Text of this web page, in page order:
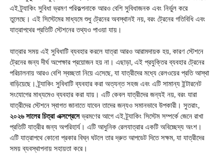
এই ট্র্যাকিং সুবিধা ভ্রমণ পরিকল্পনাকে আরও বেশি সুবিধাজনক এবং নির্ভুল করে
তুলেছে। এই সিস্টেমের মাধ্যমে শুধু ট্রেনের অবস্থানই নয়, বরং ট্রেনের গতিবিধি এবং
যাত্রাপথের প্রতিটি স্টেশনের তথ্যও পাওয়া যায়।
যাত্রার সময় এই সুবিধাটি ব্যবহার করলে যাত্রা আরও আরামদায়ক হয়, কারণ স্টেশনে
ট্রেনের জন্য দীর্ঘ অপেক্ষার প্রয়োজন হয় না। এছাড়া, এই প্রযুক্তির ব্যবহার ট্রেনের
পরিচালনায় আরও বেশি স্বচ্ছতা নিয়ে এসেছে, যা যাত্রীদের মধ্যে রেলওয়ের প্রতি আস্থা
বাড়িয়েছে। ট্র্যাকিং সুবিধাটি ব্যবহার করা অত্যন্ত সহজ এবং এটি সামান্য ইন্টারনেট
সংযোগের মাধ্যমেও ব্যবহার করা যায়। এটি কেবল যাত্রীদের জন্যই নয়, বরং যারা
যাত্রীদের স্টেশনে স্বাগত জানাতে যাবেন তাদের জন্যও সমানভাবে উপকারী। সুতরাং,
২০২৬ সালের চিত্রা এক্সপ্রেসেভ্রমণের আগে এই ট্র্যাকিং সিস্টেম সম্পর্কে জেনে রাখা
প্রতিটি যাত্রীর জন্য অপরিহার্য। এটি আধুনিক রেলযাত্রার একটি অবিচ্ছেদ্য অংশ।
এটি যাত্রাপথে কোনো প্রকার বিঘ্ন ঘটলে তার দ্রুত আপডেট দিতে সক্ষম, যা যাত্রীদের
সময় ব্যবস্থাপনায় সহায়তা করে।